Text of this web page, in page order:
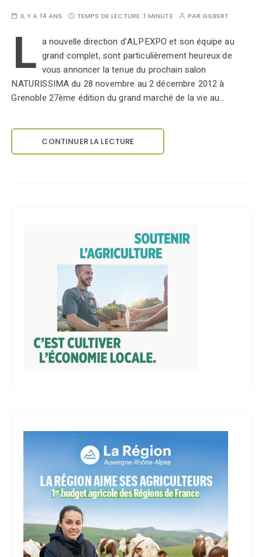
IL Y A 14 ANS TEMPS DE LECTURE :1 MINUTE PARGILBERT
L a nouvelle direction d’ALPEXPO et son équipe au
grand complet, sont particulièrement heureux de
vous annoncer la tenue du prochain salon
NATURISSIMA du 28 novembre au 2 décembre 2012 à
Grenoble 27ème édition du grand marché de la vie au…
CONTINUER LA LECTURE